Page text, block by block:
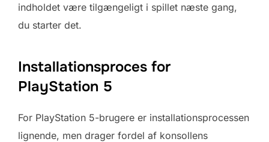
indholdet være tilgængeligt i spillet næste gang,
du starter det.
Installationsproces for
PlayStation 5
For PlayStation 5-brugere er installationsprocessen
lignende, men drager fordel af konsollens